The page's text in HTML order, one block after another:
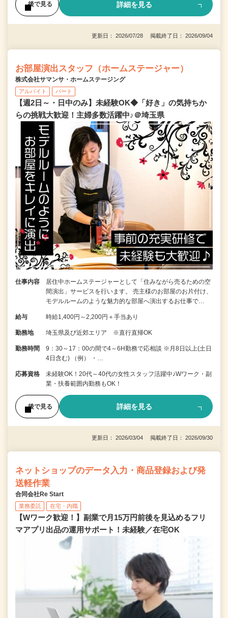
後で見る 詳細を見る
更新日： 2026/07/28 掲載終了日： 2026/09/04
お部屋演出スタッフ（ホームステージャー）
株式会社サマンサ・ホームステージング
アルバイト パート
【週2日～・日中のみ】未経験OK◆「好き」の気持ちか
らの挑戦大歓迎！主婦多数活躍中♪＠埼玉県
仕事内容
居住中ホームステージャーとして「住みながら売るための空
間演出」サービスを行います。 売主様のお部屋のお片付け、
モデルルームのような魅力的な部屋へ演出するお仕事で…
給与 時給1,400円～2,200円＋手当あり
勤務地 埼玉県及び近郊エリア ※直行直帰OK
勤務時間
9：30～17：00の間で4～6H勤務で応相談 ※月8日以上(土日
4日含む) （例） ・…
応募資格
未経験OK！20代～40代の女性スタッフ活躍中♪Wワーク・副
業・扶養範囲内勤務もOK！
後で見る 詳細を見る
更新日： 2026/03/04 掲載終了日： 2026/09/30
ネットショップのデータ入力・商品登録および発
送軽作業
合同会社Re Start
業務委託 在宅・内職
【Wワーク歓迎！】副業で月15万円前後を見込めるフリ
マアプリ出品の運用サポート！未経験／在宅OK